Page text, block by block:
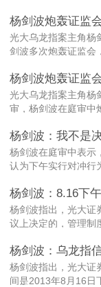
杨剑波炮轰证监
光大乌龙指案主角杨
剑波多次炮轰证监会
杨剑波炮轰证监
光大乌龙指案主角杨
审，杨剑波在庭审中
杨剑波：我不是
杨剑波在庭审中表示
认为下午实行对冲行
杨剑波：8.16下
杨剑波指出，光大证
议上决定的，管理制
杨剑波：乌龙指
杨剑波指出，光大证
间是2013年8月16日